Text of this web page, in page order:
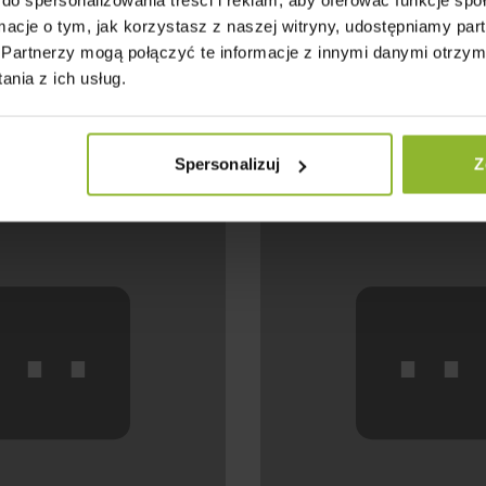
o tym, jak korzystasz z naszej witryny, udostępniamy
mogą połączyć te informacje z innymi danymi
z ich usług.
Spersonalizuj
Drewna
– trwałe,
po latach.
nie traci charakteru.
Domek Szyty Na Twój
✔️ Wybierasz układ, dach,
projektu – to projekt
Ciebie.